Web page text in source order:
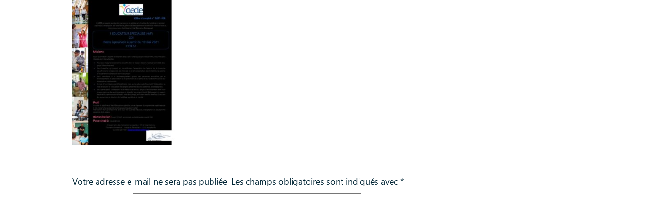
Votre adresse e-mail ne sera pas publiée. Les champs obligatoires sont indiqués avec*